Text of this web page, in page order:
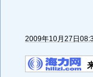
2009年10月27日